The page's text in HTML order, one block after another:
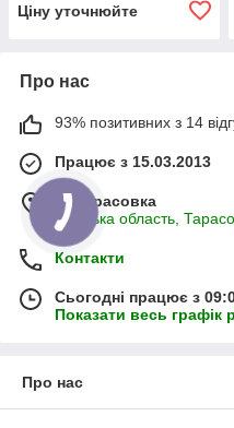
Ціну уточнюйте
Про нас
93% позитивних з 14
Працює з 15.03.2013
м. Тарасовка
Київська область,
Контакти
Сьогодні працює з
Показати весь графік
Про нас